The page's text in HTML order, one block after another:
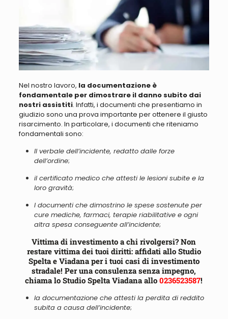
Nel nostro lavoro, la documentazione è
fondamentale per dimostrare il danno subito dai
nostri assistiti. Infatti, i documenti che presentiamo in
giudizio sono una prova importante per ottenere il giusto
risarcimento. In particolare, i documenti che riteniamo
fondamentali sono:
Il verbale dell’incidente, redatto dalle forze
dell’ordine;
il certificato medico che attesti le lesioni subite e la
loro gravità;
I documenti che dimostrino le spese sostenute per
cure mediche, farmaci, terapie riabilitative e ogni
altra spesa conseguente all’incidente;
Vittima di investimento a chi rivolgersi? Non
restare vittima dei tuoi diritti: affidati allo Studio
Spelta e Viadana per i tuoi casi di investimento
stradale! Per una consulenza senza impegno,
chiama lo Studio Spelta Viadana allo0236523587!
la documentazione che attesti la perdita di reddito
subita a causa dell’incidente;